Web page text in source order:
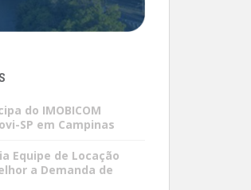
do IMOBICOM
SP em Campinas
Equipe de Locação
a Demanda de